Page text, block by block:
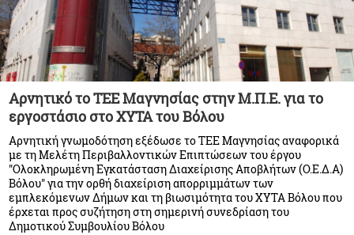
Αρνητικό το ΤΕΕ Μαγνησίας στην Μ.Π.Ε. για το
εργοστάσιο στο ΧΥΤΑ του Βόλου
Αρνητική γνωμοδότηση εξέδωσε το ΤΕΕ Μαγνησίας αναφορικά
με τη Μελέτη Περιβαλλοντικών Επιπτώσεων του έργου
"Ολοκληρωμένη Εγκατάσταση Διαχείρισης Αποβλήτων (Ο.Ε.Δ.Α)
Βόλου" για την ορθή διαχείριση απορριμμάτων των
εμπλεκόμενων Δήμων και τη βιωσιμότητα του ΧΥΤΑ Βόλου που
έρχεται προς συζήτηση στη σημερινή συνεδρίαση του
Δημοτικού Συμβουλίου Βόλου